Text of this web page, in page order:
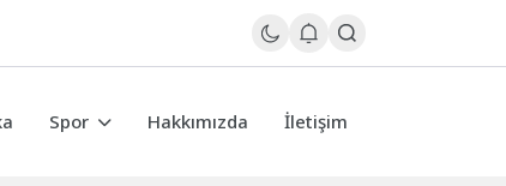
Spor Hakkımızda İletişim